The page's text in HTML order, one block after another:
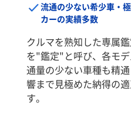
流通の少ない希少車・
カーの実績多数
クルマを熟知した専属
を"鑑定"と呼び、各モ
通量の少ない車種も精
響まで見極めた納得の
す。